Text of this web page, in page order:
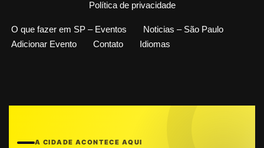
Política de privacidade
O que fazer em SP – Eventos
Noticias – São Paulo
Adicionar Evento
Contato Idiomas
A CIDADE ACONTECE AQUI